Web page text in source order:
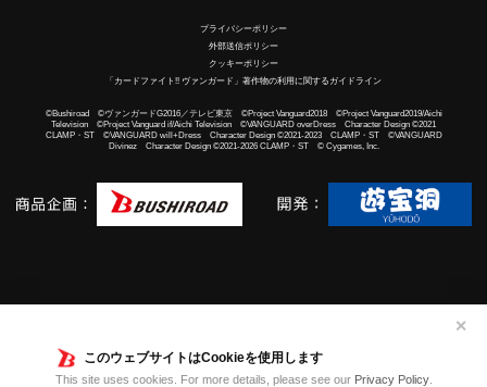
このウェブサイトはCookieを使用します
This site uses cookies. For more details, please see our Privacy Policy.
✕
プライバシーポリシー
外部送信ポリシー
クッキーポリシー
「カードファイト!! ヴァンガード」著作物の利用に関するガイドライン
©Bushiroad ©ヴァンガードG2016／テレビ東京 ©Project Vanguard2018 ©Project Vanguard2019/Aichi
Television ©Project Vanguard if/Aichi Television ©VANGUARD overDress Character Design ©2021
CLAMP・ST ©VANGUARD will+Dress Character Design ©2021-2023 CLAMP・ST ©VANGUARD
Divinez Character Design ©2021-2026 CLAMP・ST © Cygames, Inc.